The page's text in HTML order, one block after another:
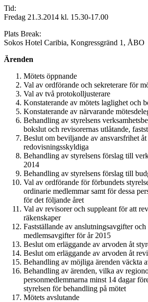
Tid:
Fredag 21.3.2014 kl. 15.30-17.00
Plats Break:
Sokos Hotel Caribia, Kongressgränd 1, ÅBO
Ärenden
Mötets öppnande
Val av ordförande och sekreterare för
Val av två protokolljusterare
Konstaterande av mötets laglighet och
Konstaterande av närvarande
Behandling av styrelsens
bokslut och revisorernas utlåtande,
Beslut om beviljande av ansvarsfrihet
redovisningsskyldiga
Behandling av styrelsens förslag till
2014
Behandling av styrelsens förslag till
Val av ordförande för förbundets
ordinarie medlemmar samt för dessa
för det följande året
Val av revisorer och suppleant för att
räkenskaper
Fastställande av anslutningsavgifter och
medlemsavgifter för år 2015
Beslut om erläggande av arvoden åt
Beslut om erläggande av arvoden åt
Behandling av möjliga ärenden väckta
Behandling av ärenden, vilka av
personmedlemmarna minst 14 dagar
styrelsen för behandling på mötet
Mötets avslutande